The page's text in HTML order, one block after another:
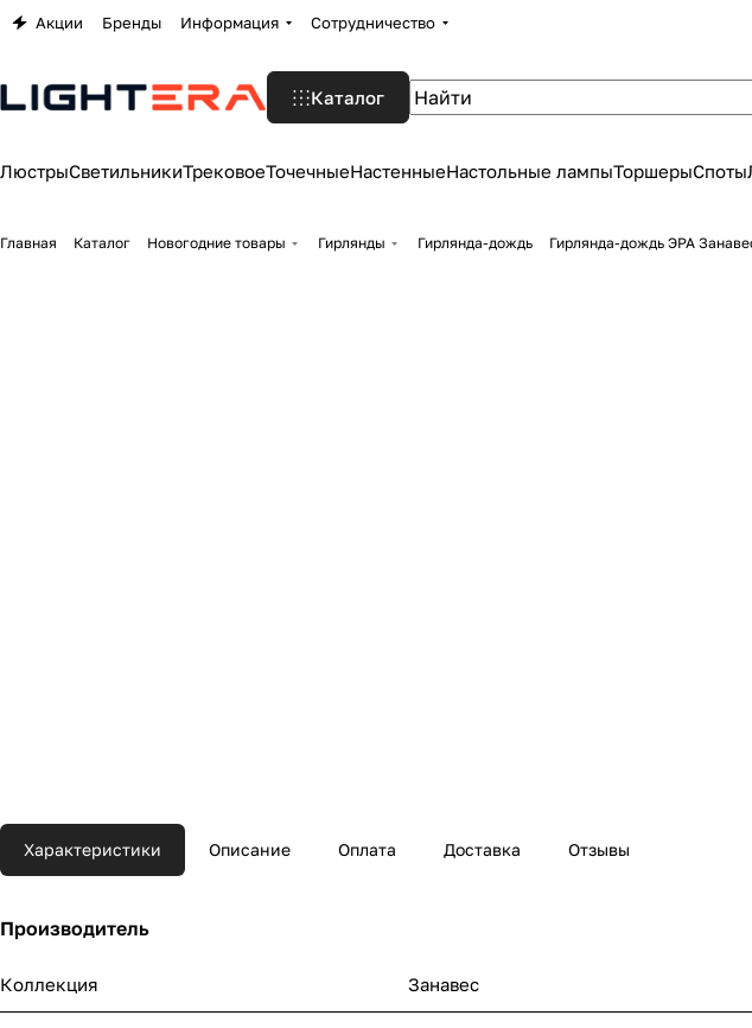
Акции Бренды Информация Сотрудничество
Каталог
ЛюстрыСветильникиТрековоеТочечныеНастенныеНастольные лампыТоршерыСпоты
Главная Каталог Новогодние товары Гирлянды Гирлянда-дождь Гирлянда-дождь ЭРА
Характеристики Описание Оплата Доставка Отзывы
Производитель
Коллекция Занавес